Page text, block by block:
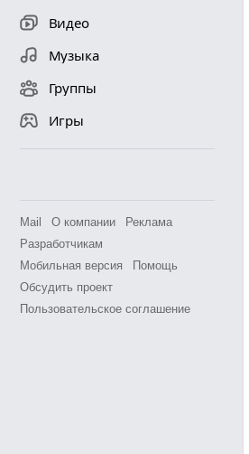
Видео
Музыка
Группы
Игры
Mail О компании
Реклама
Разработчикам
Мобильная версия
Помощь
Обсудить проект
Пользовательское соглашение